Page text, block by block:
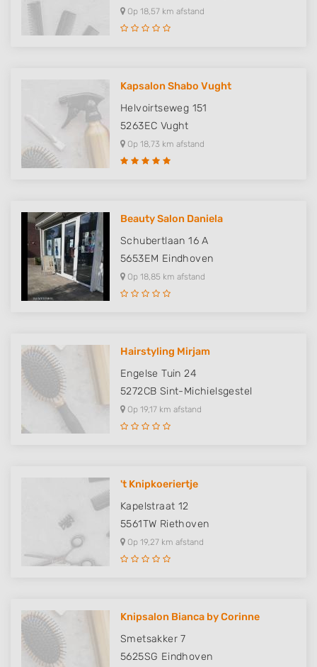
Op 18,57 km afstand
Kapsalon Shabo Vught
Helvoirtseweg 151
5263EC Vught
Op 18,73 km afstand
Beauty Salon Daniela
Schubertlaan 16 A
5653EM Eindhoven
Op 18,85 km afstand
Hairstyling Mirjam
Engelse Tuin 24
5272CB Sint-Michielsgestel
Op 19,17 km afstand
't Knipkoeriertje
Kapelstraat 12
5561TW Riethoven
Op 19,27 km afstand
Knipsalon Bianca by Corinne
Smetsakker 7
5625SG Eindhoven